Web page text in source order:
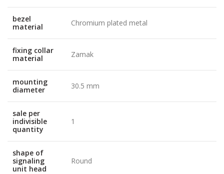
bezel
material
Chromium plated metal
fixing collar
material
Zamak
mounting
diameter
30.5 mm
sale per
indivisible
quantity
1
shape of
signaling
unit head
Round